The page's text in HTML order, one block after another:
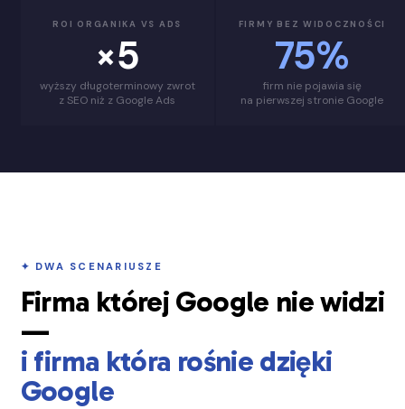
ROI ORGANIKA VS ADS
×5
wyższy długoterminowy zwrot
z SEO niż z Google Ads
FIRMY BEZ WIDOCZNOŚCI
75%
firm nie pojawia się
na pierwszej stronie Google
✦ DWA SCENARIUSZE
Firma której Google nie widzi
—
i firma która rośnie dzięki
Google